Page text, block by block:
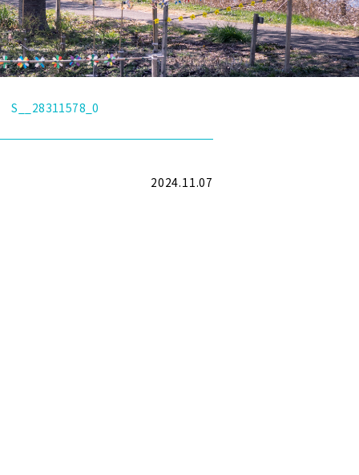
S__28311578_0
2024.11.07